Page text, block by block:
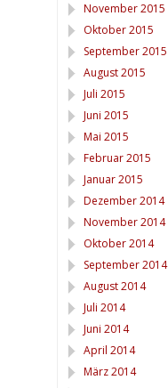
November 2015
Oktober 2015
September 2015
August 2015
Juli 2015
Juni 2015
Mai 2015
Februar 2015
Januar 2015
Dezember 2014
November 2014
Oktober 2014
September 2014
August 2014
Juli 2014
Juni 2014
April 2014
März 2014